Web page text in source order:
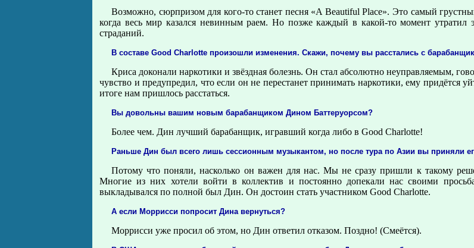
Возможно, сюрпризом для кого-то станет песня «A Beautiful Place». Это самый
когда весь мир казался невинным раем. Но позже каждый в какой-то момент
страданий.
В составе Good Charlotte произошли изменения. Скажи, почему вы расстались с
Криса доконали наркотики и звёздная болезнь. Он стал абсолютно неуправляемым,
чувство и предупредил, что если он не перестанет принимать наркотики, ему придётся
итоге нам пришлось расстаться.
Вы довольны вашим новым барабанщиком Дином Баттеруорсом?
Более чем. Дин лучший барабанщик, игравший когда либо в Good Charlotte!
Раньше Дин был всего лишь сессионным музыкантом, но после тура по Азии вы приняли
Потому что поняли, насколько он важен для нас. Мы не сразу пришли к такому
Многие из них хотели войти в коллектив и постоянно допекали нас своими
выкладывался по полной был Дин. Он достоин стать участником Good Charlotte.
А если Моррисси попросит Дина вернуться?
Моррисси уже просил об этом, но Дин ответил отказом. Поздно! (Смеётся).